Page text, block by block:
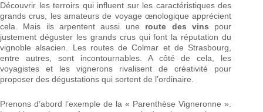
Découvrir les terroirs qui influent sur les caractéristiques des
grands crus, les amateurs de voyage œnologique apprécient
cela. Mais ils arpentent aussi une route des vins pour
justement déguster les grands crus qui font la réputation du
vignoble alsacien. Les routes de Colmar et de Strasbourg,
entre autres, sont incontournables. A côté de cela, les
voyagistes et les vignerons rivalisent de créativité pour
proposer des dégustations qui sortent de l’ordinaire.
Prenons d’abord l’exemple de la « Parenthèse Vigneronne ».